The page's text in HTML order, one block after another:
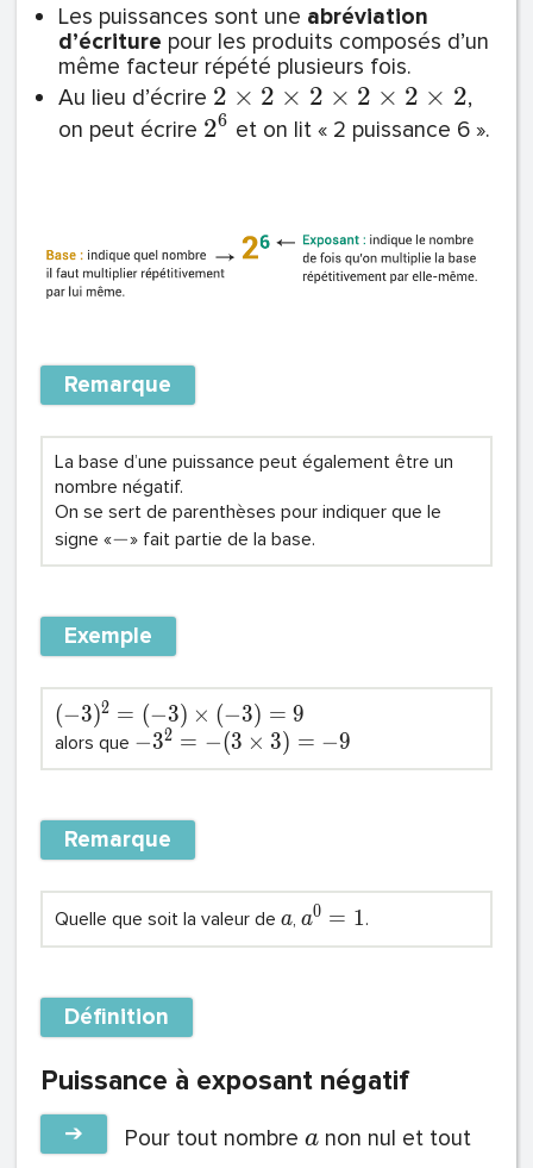
Les puissances sont une abréviation
d’écriture pour les produits composés d’un
même facteur répété plusieurs fois.
Au lieu d’écrire 2 × 2 × 2 × 2 × 2 × 2,
on peut écrire 26 et on lit « 2 puissance 6 ».
Remarque
La base d’une puissance peut également être un
nombre négatif.
On se sert de parenthèses pour indiquer que le
signe «−» fait partie de la base.
Exemple
(−3)2 = (−3) × (−3) = 9
alors que −32 = −(3 × 3) = −9
Remarque
Quelle que soit la valeur de a, a0 = 1.
Définition
Puissance à exposant négatif
➔ Pour tout nombre a non nul et tout